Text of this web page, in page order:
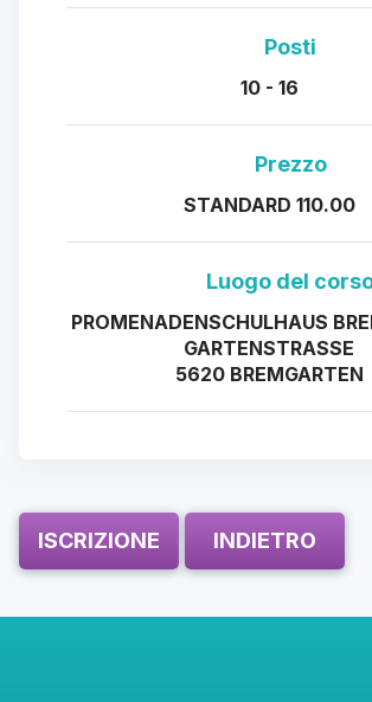
Posti
10 - 16
Prezzo
STANDARD 110.00
Luogo del
PROMENADENSCHULHAUS
GARTENSTRASSE
5620 BREMGARTEN
ISCRIZIONE INDIETRO